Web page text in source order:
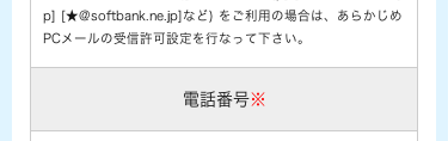
p] [★@softbank.ne.jp]など) をご利用の場合は、あらかじめ
PCメールの受信許可設定を行なって下さい。
電話番号※